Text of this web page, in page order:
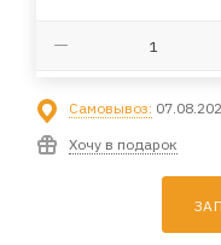
Самовывоз:
Хочу в подарок